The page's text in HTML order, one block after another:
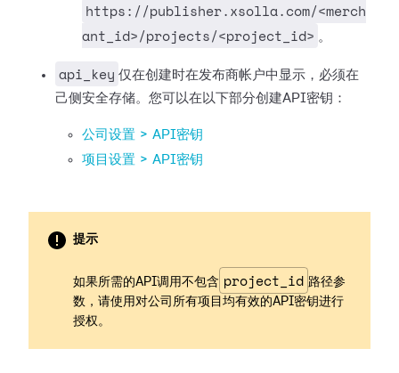
https://publisher.xsolla.com/<merch
ant_id>/projects/<project_id> 。
api_key 仅在创建时在发布商帐户中显示，必须在
己侧安全存储。您可以在以下部分创建API密钥：
公司设置 > API密钥
项目设置 > API密钥
提示
如果所需的API调用不包含 project_id 路径参
数，请使用对公司所有项目均有效的API密钥进行
授权。